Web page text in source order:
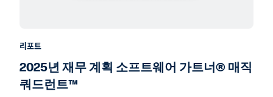
리포트
2025년 재무 계획 소프트웨어 가트너® 매직
쿼드런트™